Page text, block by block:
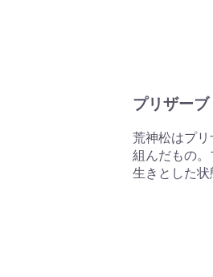
プリザー
荒神松はプ
組んだもの
生きとした状